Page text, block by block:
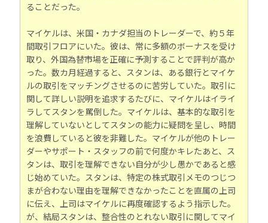
ることだった。
マイケルは、米国・カナダ担当のトレーダーで、約５年
間取引フロアにいた。彼は、常に多額のボーナスを受け
取り、外国為替市場を正確に予測することで評判が高か
った。数カ月経過すると、スタンは、ある銀行とマイケ
ルの取引をマッチングさせるのに苦労していた。取引に
関して詳しい説明を追求するたびに、マイケルはイライ
ラしてスタンを罵倒した。マイケルは、基本的な取引を
理解していないとしてスタンの能力に疑問を呈し、時間
を浪費していると彼を非難した。マイケルが他のトレー
ダーやサポート・スタッフの前で何度かキレたあと、ス
タンは、取引を理解できない自分が少し愚かであると感
じ始めていた。スタンは、特定の株式取引メモのつじつ
まが合わない理由を理解できなかったことを直属の上司
に伝え、上司はマイケルに再度確認するよう指示した。
が、結局スタンは、整合性のとれない取引に関してマイ